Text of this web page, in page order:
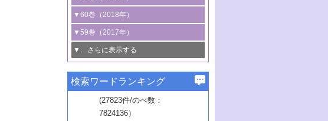
る非貴金属触媒の研究動向
5号 ゼオライトの合成と応用における研
究動向
6号 ヘテロ接合界面
B号 第135回触媒討論会（2025年）
線を利用した触媒解析技術の最先端
5号 単原子触媒
6号 参照触媒委員会からのお知らせ
B号 第133回触媒討論会（2023年）
触媒材料の開発
4号 格子酸素・格子酸素欠陥を利用した
触媒反応
5号 生体触媒によるエネルギー変換反応
6号 窒素とリンの循環のための触媒・機
能性材料
3号 CO の排出削減および有効活用のた
めの触媒技術
4号 若手による情報発信企画～とびたて
若き触媒の研究者たち～（1）
若き触媒の研究者たち～（2）
6号 石油のノーブル・ユースを志向した
触媒技術
3号 特殊反応場を利用した触媒的分子変
換反応
4号 多孔質材料を用いた触媒の新展開
5号 情報学的手法を用いた触媒開発
6号 カーボンニュートラルに向けた電解
技術
B号 第127回触媒討論会（2021年・オン
ライン開催(Zoom)のみ）
タリゼーション
2号 機能化学品製造に資するクリーンな
触媒的酸化反応
3号 水処理のための触媒化学
4号 光触媒を用いた水分解の最新の研究
動向
5号 次世代の触媒プロセスを支えるマイ
1号 物質移動制御に着目した触媒プロセ
ス開発
2号 CO2 フリー水素サプライチェーンに
関わる触媒開発動向
3号 精密高分子合成に関する最近の研究
動向
4号 バイオマス化成品製造のための触媒
▼60巻（2018年）
1号 固体酸触媒の最新の研究動向
2号 二酸化炭素からの有用化学品合成
3号 ナノ粒子・クラスター触媒の最前線
4号 60周年記念企画
5号 進化するゼオライト合成技術
6号 非貴金属系触媒における電気化学的
▼59巻（2017年）
1号 いたるところに，触媒
最先端技術
3号 無機分離膜材料の開発と触媒反応プ
ロセスへの適用
▼…さらに表示する
1号 ユニークな構造の高分子を生み出す触
2号 リグニンからの化成品製造に向けた触
▼57巻（2015年）
1号 水素キャリアにかかわる触媒技術の新
▼56巻（2014年）
検索ワードランキング
(27823件/のべ数：
7824136）